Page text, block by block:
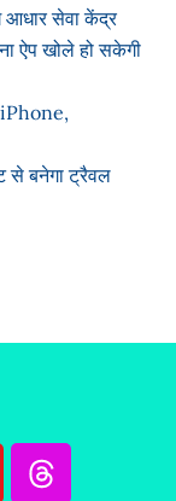
आधार सेवा केंद्र
ऐप खोले हो सकेगी
बनेगा ट्रैवल
T
h